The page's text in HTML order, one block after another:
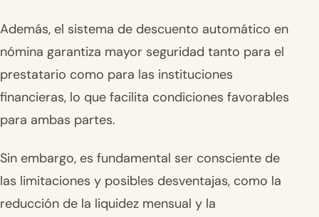
Además, el sistema de descuento automático en
nómina garantiza mayor seguridad tanto para el
prestatario como para las instituciones
financieras, lo que facilita condiciones favorables
para ambas partes.
Sin embargo, es fundamental ser consciente de
las limitaciones y posibles desventajas, como la
reducción de la liquidez mensual y la